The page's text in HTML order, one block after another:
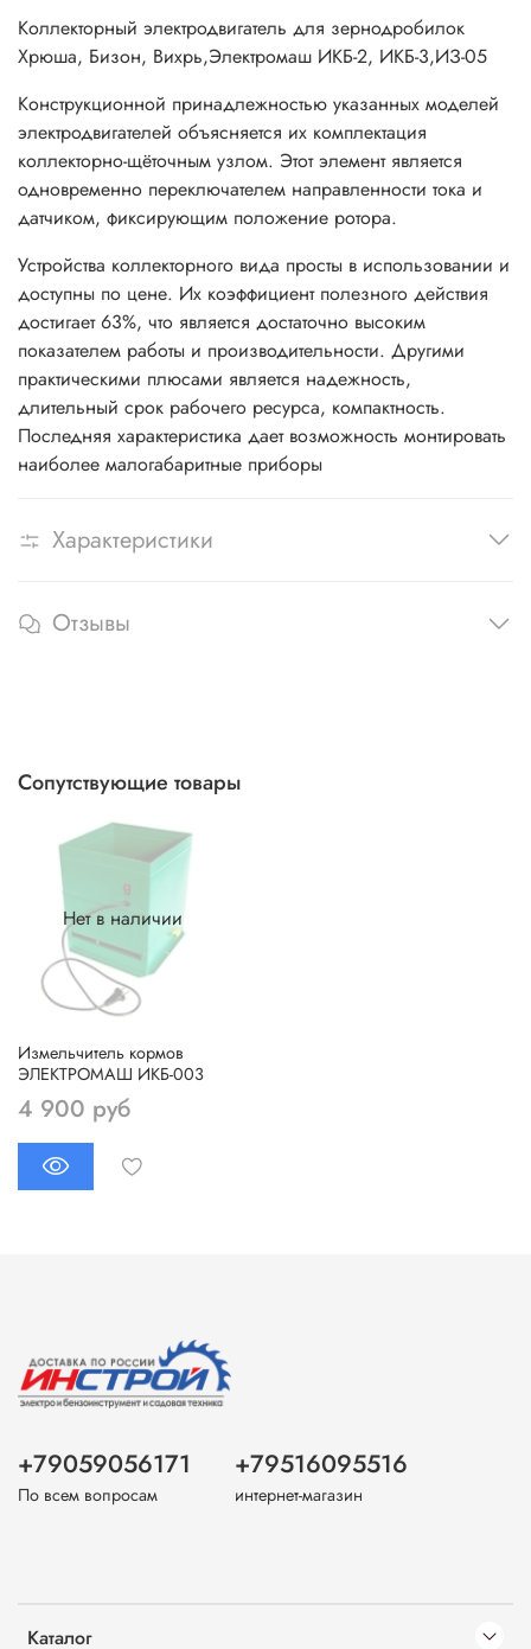
Коллекторный электродвигатель для зернодробилок
Хрюша, Бизон, Вихрь,Электромаш ИКБ-2, ИКБ-3,ИЗ-05
Конструкционной принадлежностью указанных моделей
электродвигателей объясняется их комплектация
коллекторно-щёточным узлом. Этот элемент является
одновременно переключателем направленности тока и
датчиком, фиксирующим положение ротора.
Устройства коллекторного вида просты в использовании и
доступны по цене. Их коэффициент полезного действия
достигает 63%, что является достаточно высоким
показателем работы и производительности. Другими
практическими плюсами является надежность,
длительный срок рабочего ресурса, компактность.
Последняя характеристика дает возможность монтировать
наиболее малогабаритные приборы
Характеристики
Отзывы
Сопутствующие товары
Нет в наличии
Измельчитель кормов
ЭЛЕКТРОМАШ ИКБ-003
4 900 руб
Каталог
+79059056171
По всем вопросам
+79516095516
интернет-магазин